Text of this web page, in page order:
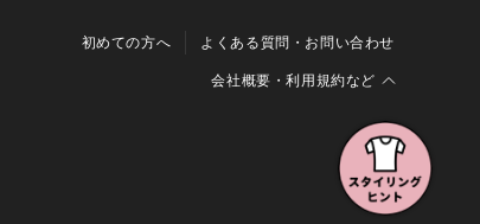
初めての方へ よくある質問・お問い合わせ
会社概要・利用規約など
特定商取引に関する法律に基づく表示
Cookieおよびアクセスログについて
三井不動産グループ ソーシャルメディアガイドライン